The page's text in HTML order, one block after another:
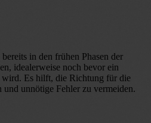
in den frühen Phasen der
idealerweise noch bevor ein
Es hilft, die Richtung für die
unnötige Fehler zu vermeiden.